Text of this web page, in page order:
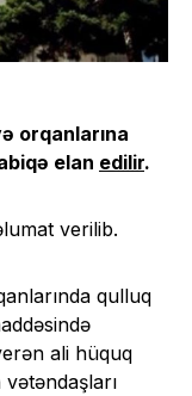
orqanlarına
elan edilir.
verilib.
qulluq
ali hüquq